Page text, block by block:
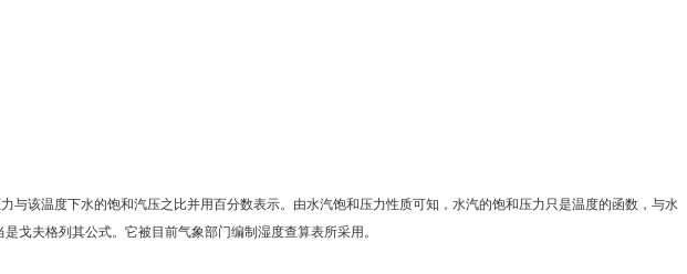
该温度下水的饱和汽压之比并用百分数表示。由水汽饱和压力性质可知，水汽的饱和压力只是温度的函数，与水
戈夫格列其公式。它被目前气象部门编制湿度查算表所采用。